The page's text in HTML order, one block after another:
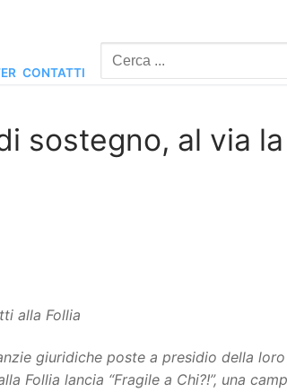
CONTATTI
Cerca:
sostegno, al via la
alla Follia
giuridiche poste a presidio della
Follia lancia “Fragile a Chi?!”, una